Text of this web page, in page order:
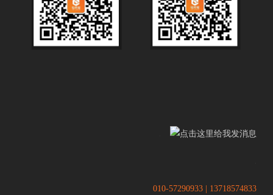
010-57290933 | 13718574833